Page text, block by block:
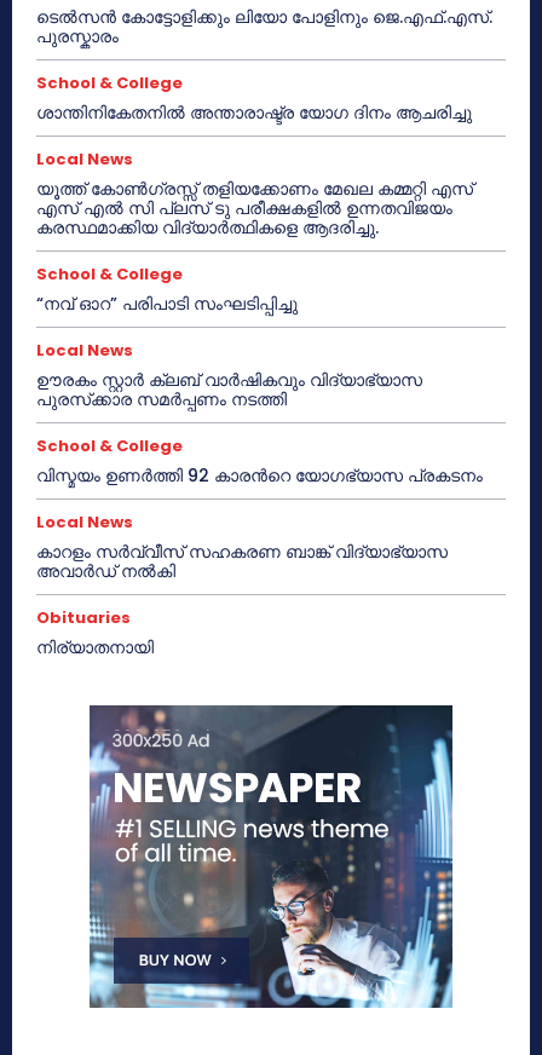
ടെൽസൻ കോട്ടോളിക്കും ലിയോ പോളിനും ജെ.എഫ്.എസ്.
പുരസ്കാരം
School & College
ശാന്തിനികേതനിൽ അന്താരാഷ്ട്ര യോഗ ദിനം ആചരിച്ചു
Local News
യൂത്ത് കോൺഗ്രസ്സ് തളിയക്കോണം മേഖല കമ്മറ്റി എസ്
എസ് എൽ സി പ്ലസ് ടു പരീക്ഷകളിൽ ഉന്നതവിജയം
കരസ്ഥമാക്കിയ വിദ്യാർത്ഥികളെ ആദരിച്ചു.
School & College
“നവ് ഓറ” പരിപാടി സംഘടിപ്പിച്ചു
Local News
ഊരകം സ്റ്റാർ ക്ലബ് വാർഷികവും വിദ്യാഭ്യാസ
പുരസ്‌ക്കാര സമർപ്പണം നടത്തി
School & College
വിസ്മയം ഉണർത്തി 92 കാരൻറെ യോഗഭ്യാസ പ്രകടനം
Local News
കാറളം സർവ്വീസ് സഹകരണ ബാങ്ക് വിദ്യാഭ്യാസ
അവാർഡ് നൽകി
Obituaries
നിര്യാതനായി